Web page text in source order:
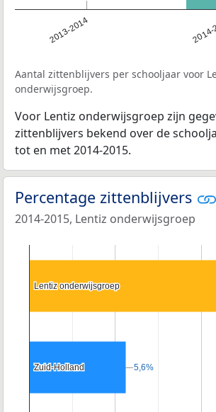
2013-2014
Aantal zittenblijvers per schooljaar voor
onderwijsgroep.
Voor Lentiz onderwijsgroep zijn
zittenblijvers bekend over de
tot en met 2014-2015.
Percentage zittenblijvers
2014-2015, Lentiz onderwijsgroep
Lentiz onderwijsgroep
Lentiz onderwijsgroep
Zuid-Holland
Zuid-Holland 5,6%
5,6%